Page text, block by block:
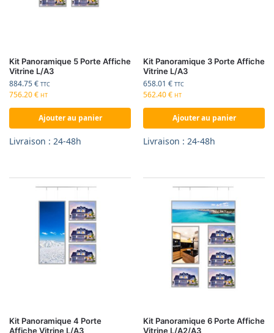
Kit Panoramique 5 Porte Affiche
Vitrine L/A3
884.75€ TTC
756.20€ HT
Ajouter au panier
Livraison : 24-48h
Kit Panoramique 3 Porte Affiche
Vitrine L/A3
658.01 € TTC
562.40€ HT
Ajouter au panier
Livraison : 24-48h
Kit Panoramique 4 Porte
Affiche Vitrine L/A3
Kit Panoramique 6 Porte Affiche
Vitrine L/A2/A3